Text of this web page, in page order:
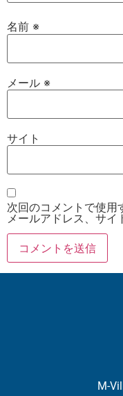
名前 ※
メール ※
サイト
次回のコメントで使用
メールアドレス、サイ
M-